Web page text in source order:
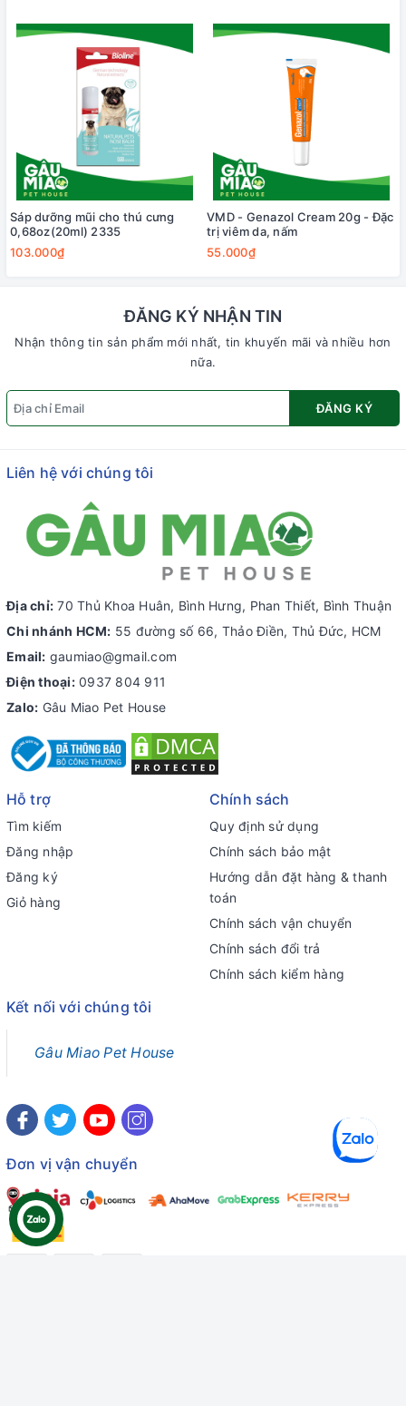
Sáp dưỡng mũi cho thú cưng
0,68oz(20ml) 2335
103.000₫
VMD - Genazol Cream 20g - Đặc
trị viêm da, nấm
55.000₫
ĐĂNG KÝ NHẬN TIN
Nhận thông tin sản phẩm mới nhất, tin khuyến mãi và nhiều hơn
nữa.
ĐĂNG KÝ
Liên hệ với chúng tôi
Địa chỉ: 70 Thủ Khoa Huân, Bình Hưng, Phan Thiết, Bình Thuận
Chi nhánh HCM: 55 đường số 66, Thảo Điền, Thủ Đức, HCM
Email: gaumiao@gmail.com
Điện thoại: 0937 804 911
Zalo: Gâu Miao Pet House
Hỗ trợ
Tìm kiếm
Đăng nhập
Đăng ký
Giỏ hàng
Chính sách
Quy định sử dụng
Chính sách bảo mật
Hướng dẫn đặt hàng & thanh
toán
Chính sách vận chuyển
Chính sách đổi trả
Chính sách kiểm hàng
Kết nối với chúng tôi
Gâu Miao Pet House
Đơn vị vận chuyển